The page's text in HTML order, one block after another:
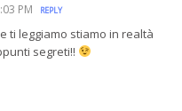
PM REPLY
ti leggiamo stiamo in realtà
segreti!!